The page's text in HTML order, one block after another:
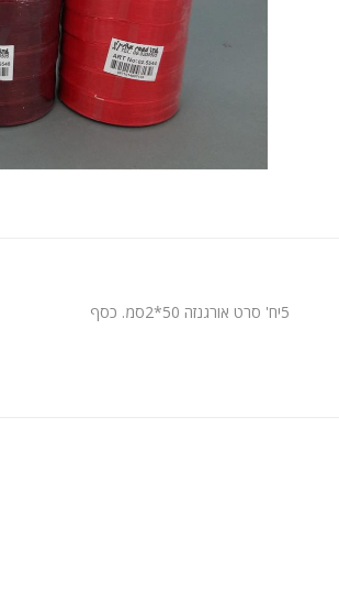
5יח' סרט אורגנזה 50*2סמ. כסף